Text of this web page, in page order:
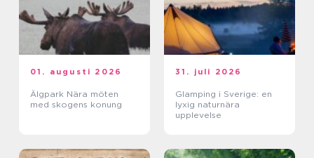
01. augusti 2026
Älgpark Nära möten
med skogens konung
31. juli 2026
Glamping i Sverige: en
lyxig naturnära
upplevelse